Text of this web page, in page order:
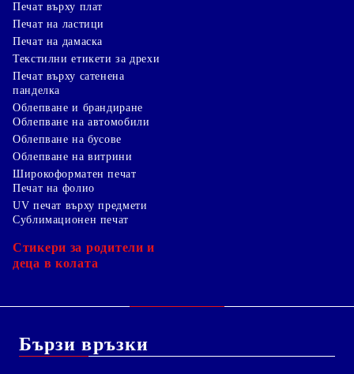
Печат върху плат
Печат на ластици
Печат на дамаска
Текстилни етикети за дрехи
Печат върху сатенена
панделка
Облепване и брандиране
Облепване на автомобили
Облепване на бусове
Облепване на витрини
Широкоформатен печат
Печат на фолио
UV печат върху предмети
Сублимационен печат
Стикери за родители и
деца в колата
Бързи връзки